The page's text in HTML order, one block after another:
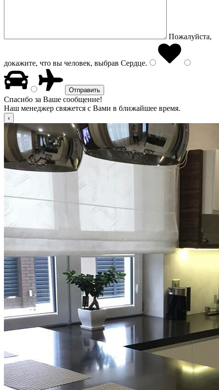
Пожалуйста,
докажите, что вы человек, выбрав Сердце.
Спасибо за Ваше сообщение!
Наш менеджер свяжется с Вами в ближайшее время.